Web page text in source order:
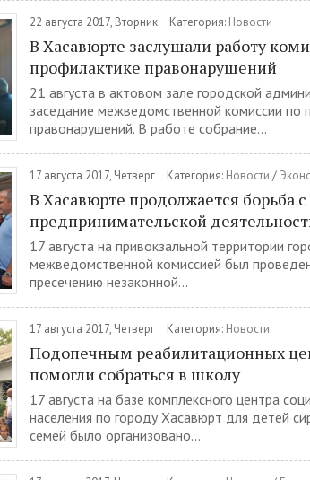
22 августа 2017, Вторник Категория: Новости
В Хасавюрте заслушали работу
профилактике правонарушений
21 августа в актовом зале городской
заседание межведомственной комиссии по
правонарушений. В работе собрание...
17 августа 2017, Четверг Категория: Новости /
В Хасавюрте продолжается борьба
предпринимательской
17 августа на привокзальной территории
межведомственной комиссией был
пресечению незаконной...
17 августа 2017, Четверг Категория: Новости
Подопечным реабилитационных
помогли собраться в школу
17 августа на базе комплексного центра
населения по городу Хасавюрт для детей
семей было организовано...